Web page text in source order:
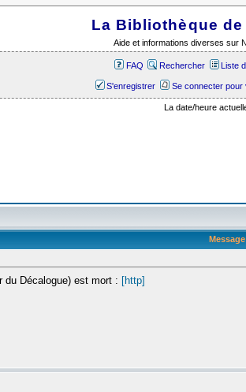
La Bibliothèque
Aide et informations diverses sur
FAQ Rechercher Liste
S'enregistrer Se connecter
La date/heure
Message
du Décalogue) est mort : [http]